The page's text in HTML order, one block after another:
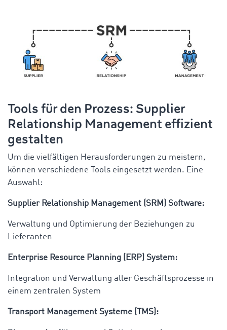
Tools für den Prozess: Supplier
Relationship Management effizient
gestalten
Um die vielfältigen Herausforderungen zu meistern,
können verschiedene Tools eingesetzt werden. Eine
Auswahl:
Supplier Relationship Management (SRM) Software:
Verwaltung und Optimierung der Beziehungen zu
Lieferanten
Enterprise Resource Planning (ERP) System:
Integration und Verwaltung aller Geschäftsprozesse in
einem zentralen System
Transport Management Systeme (TMS):